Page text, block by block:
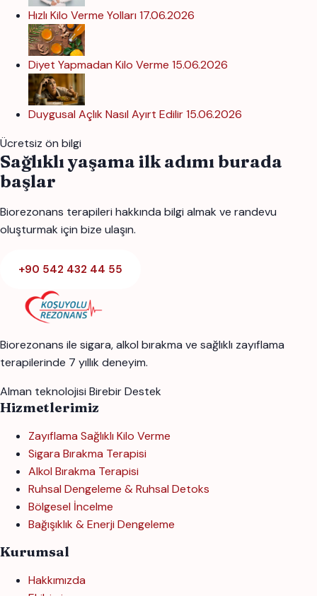
Hızlı Kilo Verme Yolları 17.06.2026
Diyet Yapmadan Kilo Verme 15.06.2026
Duygusal Açlık Nasıl Ayırt Edilir15.06.2026
Ücretsiz ön bilgi
Sağlıklı yaşama ilk adımı burada
başlar
Biorezonans terapileri hakkında bilgi almak ve randevu
oluşturmak için bize ulaşın.
+90 542 432 44 55
Biorezonans ile sigara, alkol bırakma ve sağlıklı zayıflama
terapilerinde 7 yıllık deneyim.
Alman teknolojisi Birebir Destek
Hizmetlerimiz
Zayıflama Sağlıklı Kilo Verme
Sigara Bırakma Terapisi
Alkol Bırakma Terapisi
Ruhsal Dengeleme & Ruhsal Detoks
Bölgesel İncelme
Bağışıklık & Enerji Dengeleme
Kurumsal
Hakkımızda